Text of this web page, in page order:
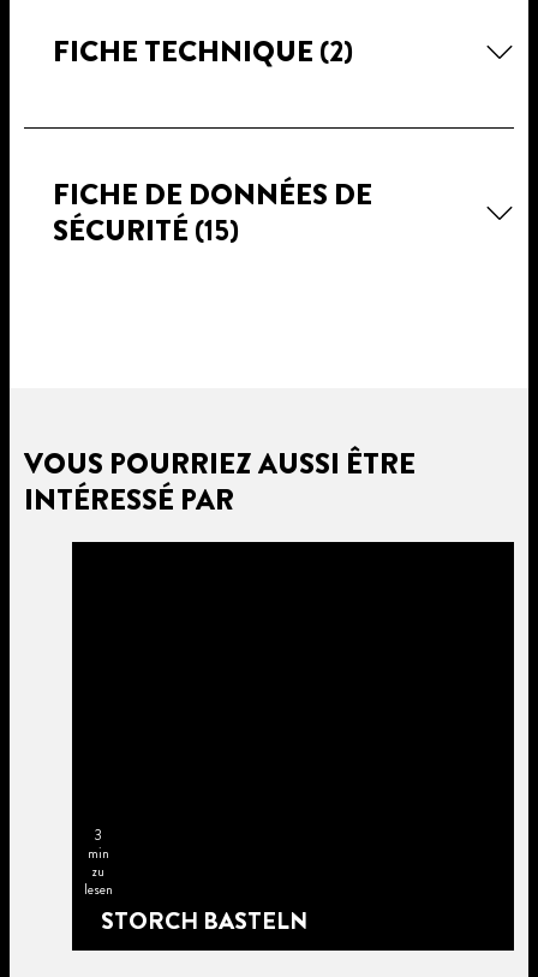
FICHE TECHNIQUE (2)
FICHE DE DONNÉES DE
SÉCURITÉ (15)
VOUS POURRIEZ AUSSI ÊTRE
INTÉRESSÉ PAR
3
min
zu
lesen
STORCH BASTELN